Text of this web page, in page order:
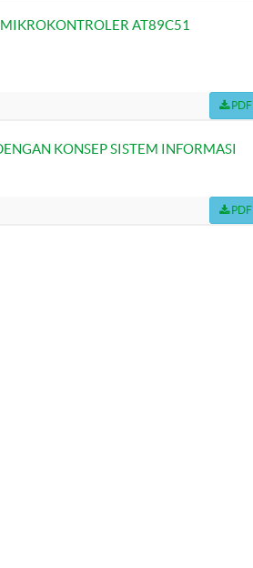
AT89C51
PDF
KONSEP SISTEM INFORMASI
PDF